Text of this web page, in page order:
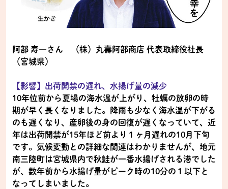
阿部 寿一さん （株）丸壽阿部商店 代表取締役社長
（宮城県）
【影響】出荷開禁の遅れ、水揚げ量の減少
10年位前から夏場の海水温が上がり、牡蠣の放卵の時
期が早く長くなりました。降雨も少なく海水温が下がる
のも遅くなり、産卵後の身の回復が遅くなっていて、近
年は出荷開禁が15年ほど前より１ヶ月遅れの10月下旬
です。気候変動との詳細な関連はわかりませんが、地元
南三陸町は宮城県内で秋鮭が一番水揚げされる港でした
が、数年前から水揚げ量がピーク時の10分の１以下と
なってしまいました。